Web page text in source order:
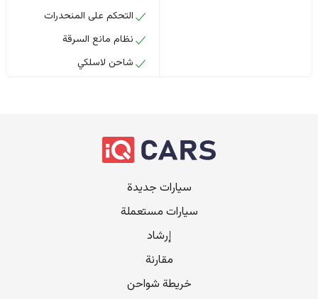
التحكم على المنحدرات
نظام مانع السرقة
شاحن لاسلكي
سيارات جديدة
سيارات مستعملة
إرشاد
مقارنة
خريطة شواحن